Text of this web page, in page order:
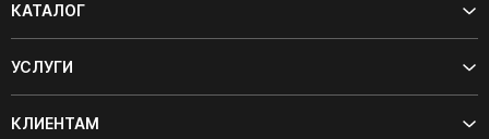
КАТАЛОГ
УСЛУГИ
КЛИЕНТАМ